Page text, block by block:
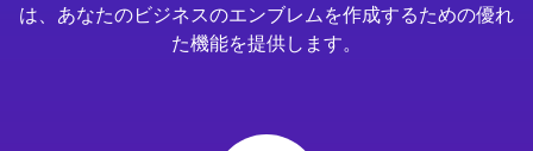
は、あなたのビジネスのエンブレムを作成するための優れ
た機能を提供します。